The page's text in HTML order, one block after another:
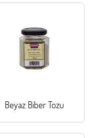
Beyaz Biber Tozu